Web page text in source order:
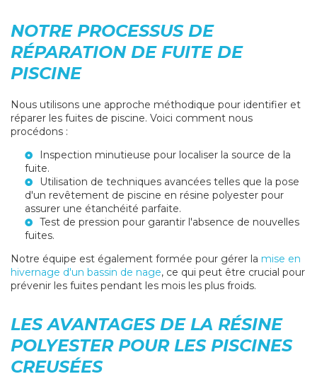
NOTRE PROCESSUS DE
RÉPARATION DE FUITE DE
PISCINE
Nous utilisons une approche méthodique pour identifier et
réparer les fuites de piscine. Voici comment nous
procédons :
Inspection minutieuse pour localiser la source de la
fuite.
Utilisation de techniques avancées telles que la pose
d'un revêtement de piscine en résine polyester pour
assurer une étanchéité parfaite.
Test de pression pour garantir l'absence de nouvelles
fuites.
Notre équipe est également formée pour gérer la mise en
hivernage d'un bassin de nage, ce qui peut être crucial pour
prévenir les fuites pendant les mois les plus froids.
LES AVANTAGES DE LA RÉSINE
POLYESTER POUR LES PISCINES
CREUSÉES